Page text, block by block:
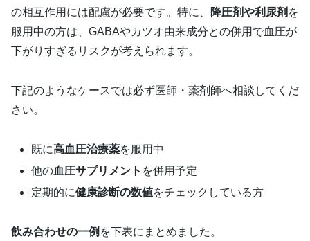
の相互作用には配慮が必要です。特に、
降圧剤や利尿剤 を
服用中の方は、GABAやカツオ由来成分との併用で血圧が
下がりすぎるリスクが考えられます。
下記のようなケースでは必ず医師・薬剤師へ相談してくだ
さい。
既に高血圧治療薬を服用中
他の血圧サプリメント を併用予定
定期的に健康診断の数値をチェックしている方
飲み合わせの一例 を下表にまとめました。